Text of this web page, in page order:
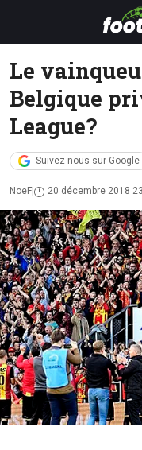
Le
Belgique
League?
Suivez-nous sur Google
NoeF 20 décembre 2018